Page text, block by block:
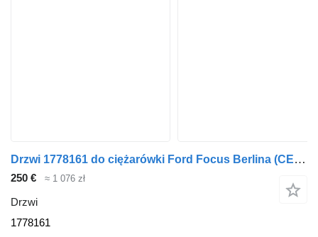
Drzwi 1778161 do ciężarówki Ford Focus Berlina (CEW)(2014->)
250 € ≈ 1 076 zł
Drzwi
1778161